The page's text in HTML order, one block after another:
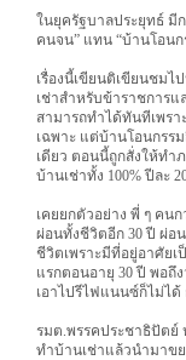
ในยุครัฐบาลประยุทธ์ มี
คนจน” แทน “บ้านโอน
เรื่องนี้เขียนติเขียนชมไ
เช่าสำหรับข้าราชการ
สามารถทำได้ทันทีเพร
เฉพาะ แต่บ้านโอนกรร
เดียว ตอนนี้ถูกสั่งให้ทำ
บ้านเช่าทั้ง 100% ปีละ
เคยยกตัวอย่าง พี่ ๆ คน
ผ่อนทั้งชีวิตอีก 30 ปี ผ่อ
ชีวิตเพราะมีที่อยู่อาศัยเ
แรกตอนอายุ 30 ปี พอถึ
เอาไปรีไฟแนนซ์ก็ไม่ไ
รมต.พรรคประชาธิปัตย์
ทำบ้านเช่าแล้วนำมาข